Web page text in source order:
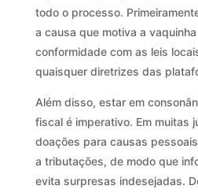
todo o processo.
a causa que motiva a
conformidade com as leis
quaisquer diretrizes das
Além disso, estar em
fiscal é imperativo. Em muitas
doações para causas
a tributações, de modo que
evita surpresas indesejadas.